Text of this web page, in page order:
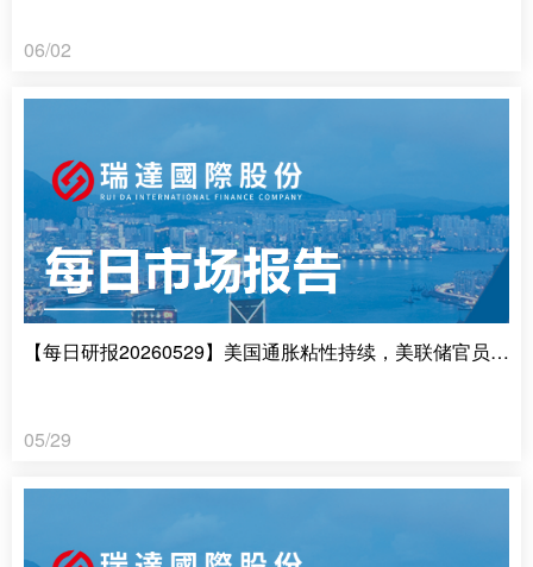
06/02
【每日研报20260529】美国通胀粘性持续，美联储官员接连放鹰
05/29